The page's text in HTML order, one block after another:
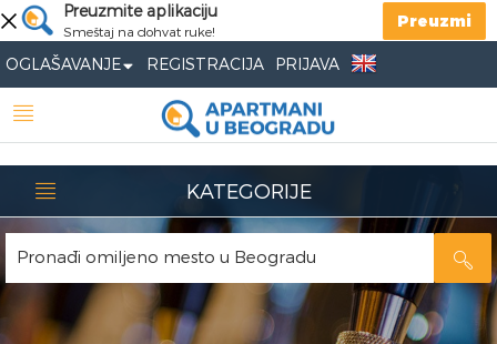
Preuzmite aplikaciju
Smeštaj na dohvat ruke!
Preuzmi
OGLAŠAVANJE REGISTRACIJA PRIJAVA
Pronađi omiljeno mesto u Beogradu
KATEGORIJE